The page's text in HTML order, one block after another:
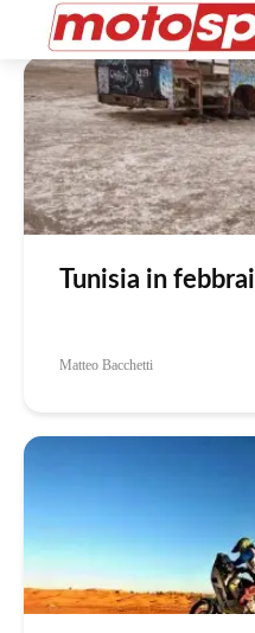
Tag -tunisia
Tunisia in
Matteo Bacchetti